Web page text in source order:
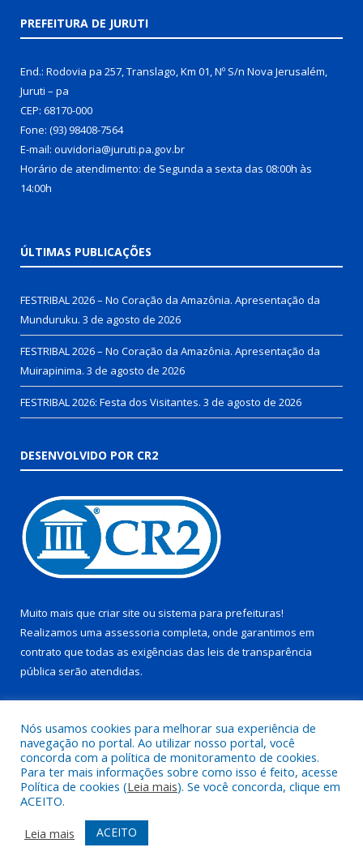
PREFEITURA DE JURUTI
End.: Rodovia pa 257, Translago, Km 01, Nº S/n Nova Jerusalém,
Juruti – pa
CEP: 68170-000
Fone: (93) 98408-7564
E-mail: ouvidoria@juruti.pa.gov.br
Horário de atendimento: de Segunda a sexta das 08:00h às
14:00h
ÚLTIMAS PUBLICAÇÕES
FESTRIBAL 2026 – No Coração da Amazônia. Apresentação da
Munduruku. 3 de agosto de 2026
FESTRIBAL 2026 – No Coração da Amazônia. Apresentação da
Muirapinima. 3 de agosto de 2026
FESTRIBAL 2026: Festa dos Visitantes. 3 de agosto de 2026
DESENVOLVIDO POR CR2
Muito mais que criar site ou sistema para prefeituras!
Realizamos uma assessoria completa, onde garantimos em
contrato que todas as exigências das leis de transparência
pública serão atendidas.
Todos os direitos reservados a Prefeitura Municipal de Juruti.
Mapa do Site
Acessar Área Administrativa
Acessar Webmail
Nós usamos cookies para melhorar sua experiência de
navegação no portal. Ao utilizar nosso portal, você
concorda com a política de monitoramento de cookies.
Para ter mais informações sobre como isso é feito, acesse
Política de cookies (Leia mais). Se você concorda, clique em
ACEITO.
Leia mais
ACEITO